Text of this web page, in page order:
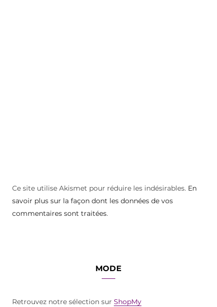
Ce site utilise Akismet pour réduire les indésirables. En
savoir plus sur la façon dont les données de vos
commentaires sont traitées.
MODE
Retrouvez notre sélection sur ShopMy